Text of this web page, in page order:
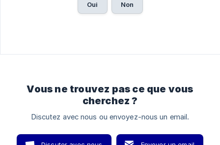
Oui Non
Vous ne trouvez pas ce que vous
cherchez ?
Discutez avec nous ou envoyez-nous un email.